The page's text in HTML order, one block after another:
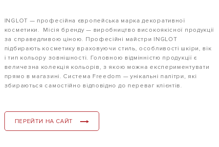
INGLOT — професійна європейська марка декоративної
косметики. Місія бренду — виробництво високоякісної продукції
за справедливою ціною. Професійні майстри INGLOT
підбирають косметику враховуючи стиль, особливості шкіри, вік
і тип кольору зовнішності. Головною відмінністю продукції є
величезна колекція кольорів, з якою можна експериментувати
прямо в магазині. Система Freedom — унікальні палітри, які
збираються самостійно відповідно до переваг клієнтів.
ПЕРЕЙТИ НА САЙТ